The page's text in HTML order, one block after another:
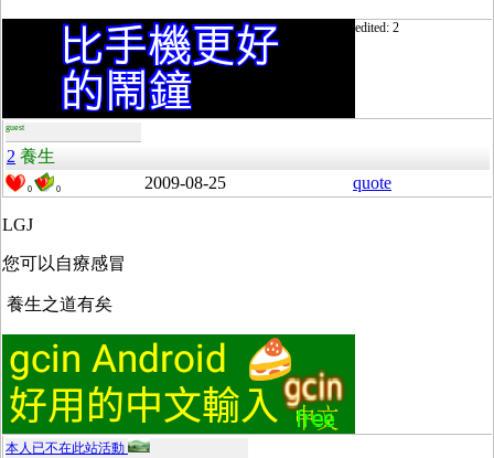
edited: 2
guest
2 養生
0 0 2009-08-25 quote
LGJ
您可以自療感冒
養生之道有矣
本人已不在此站活動